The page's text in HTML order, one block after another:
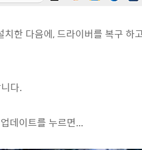
한 다음에, 드라이버를 복구
다.
데이트를 누르면...